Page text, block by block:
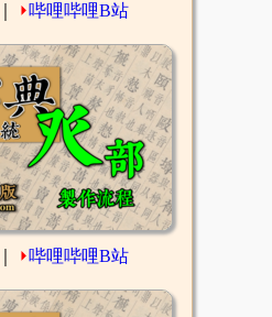
⏵哔哩哔哩B站
⏵哔哩哔哩B站